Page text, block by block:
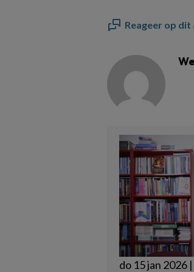
Reageer op
do 15 jan 2026